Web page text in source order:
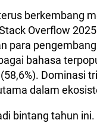
berkembang
Overflow
para
bahasa
(58,6%). Dominasi
dalam
bintang tahun